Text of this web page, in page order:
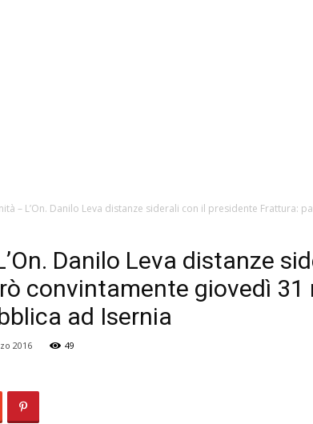
– L’On. Danilo Leva distanze siderali con il presidente Frattura:
Danilo Leva distanze
convintamente giovedì
ad Isernia
2016 49